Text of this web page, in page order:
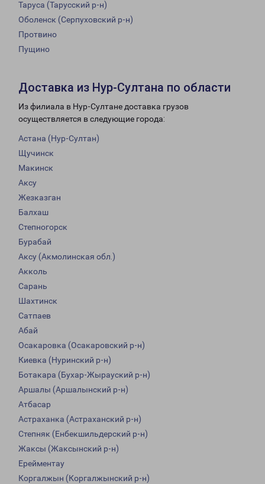
Таруса (Тарусский р-н)
Оболенск (Серпуховский р-н)
Протвино
Пущино
Доставка из Нур-Султана по области
Из филиала в Нур-Султане доставка грузов
осуществляется в следующие города:
Астана (Нур-Султан)
Щучинск
Макинск
Аксу
Жезказган
Балхаш
Степногорск
Бурабай
Аксу (Акмолинская обл.)
Акколь
Сарань
Шахтинск
Сатпаев
Абай
Осакаровка (Осакаровский р-н)
Киевка (Нуринский р-н)
Ботакара (Бухар-Жырауский р-н)
Аршалы (Аршалынский р-н)
Атбасар
Астраханка (Астраханский р-н)
Степняк (Енбекшильдерский р-н)
Жаксы (Жаксынский р-н)
Ерейментау
Коргалжын (Коргалжынский р-н)